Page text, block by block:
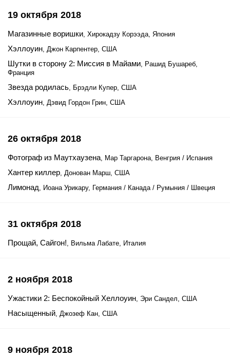
19 октября 2018
Магазинные воришки, Хирокадзу Корээда, Япония
Хэллоуин, Джон Карпентер, США
Шутки в сторону 2: Миссия в Майами, Рашид Бушареб,
Франция
Звезда родилась, Брэдли Купер, США
Хэллоуин, Дэвид Гордон Грин, США
26 октября 2018
Фотограф из Маутхаузена, Мар Таргарона, Венгрия / Испания
Хантер киллер, Донован Марш, США
Лимонад, Иоана Урикару, Германия / Канада / Румыния / Швеция
31 октября 2018
Прощай, Сайгон!, Вильма Лабате, Италия
2 ноября 2018
Ужастики 2: Беспокойный Хеллоуин, Эри Сандел, США
Насыщенный, Джозеф Кан, США
9 ноября 2018